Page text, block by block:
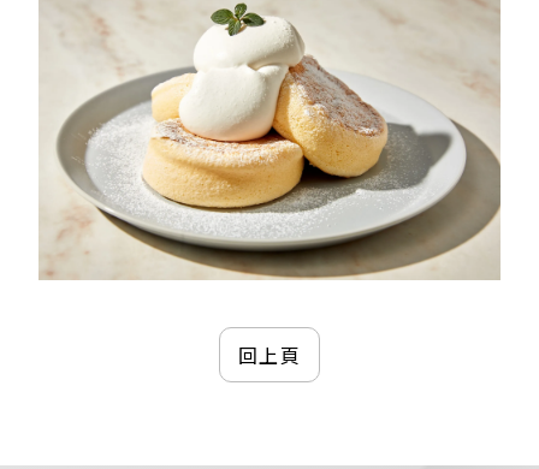
回上頁